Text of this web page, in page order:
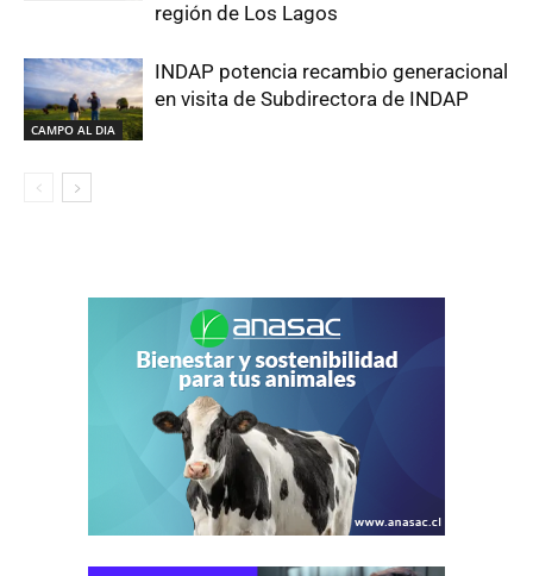
región de Los Lagos
CAMPO AL DIA
INDAP potencia recambio generacional
en visita de Subdirectora de INDAP